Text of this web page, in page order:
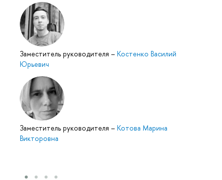
Заместитель руководителя – Костенко Василий
Юрьевич
Заместитель руководителя – Котова Марина
Викторовна